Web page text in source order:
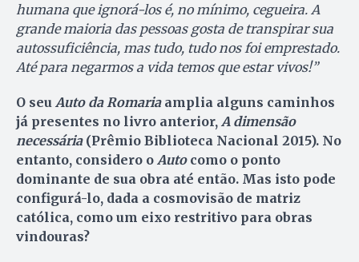
humana que ignorá-los é, no mínimo, cegueira. A
grande maioria das pessoas gosta de transpirar sua
autossuficiência, mas tudo, tudo nos foi emprestado.
Até para negarmos a vida temos que estar vivos!”
O seu Auto da Romariaamplia alguns caminhos
já presentes no livro anterior, A dimensão
necessária(Prêmio Biblioteca Nacional 2015). No
entanto, considero o Auto como o ponto
dominante de sua obra até então. Mas isto pode
configurá-lo, dada a cosmovisão de matriz
católica, como um eixo restritivo para obras
vindouras?